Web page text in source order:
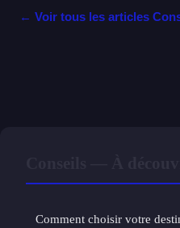
← Voir tous les articles
Comment choisir votre